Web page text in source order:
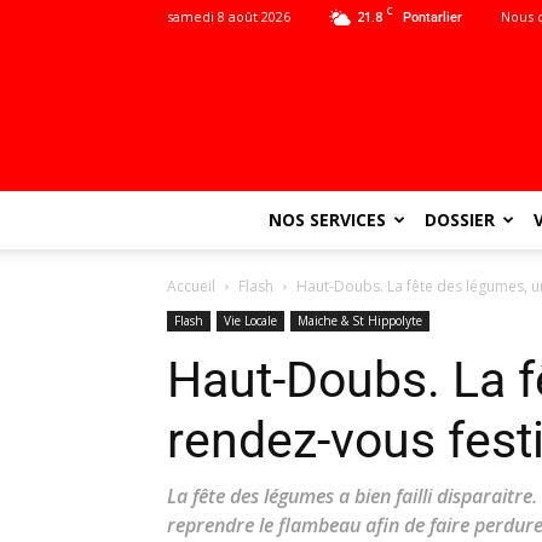
21.8 C Pontarlier
samedi 8 août 2026 Nous
NOS SERVICES DOSSIER
Accueil Flash Haut-Doubs. La fête des légumes,
Flash Vie Locale Maiche & St Hippolyte
Haut-Doubs. La
rendez-vous
La fête des légumes a bien failli
reprendre le flambeau afin de faire